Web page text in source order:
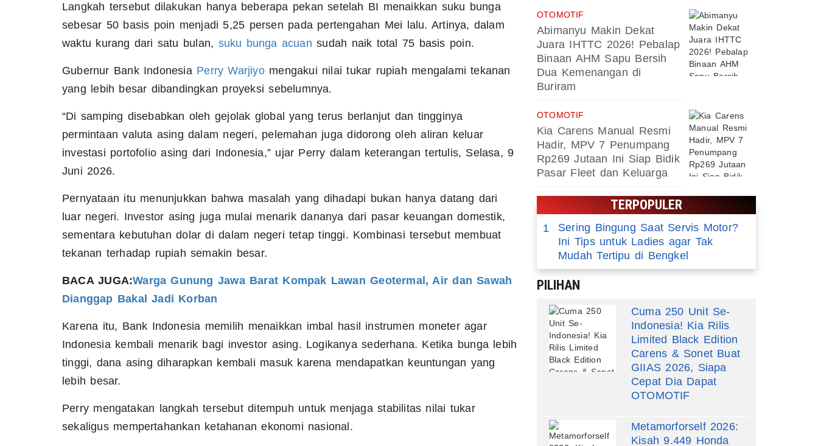
Langkah tersebut dilakukan hanya beberapa pekan setelah BI menaikkan suku bunga
sebesar 50 basis poin menjadi 5,25 persen pada pertengahan Mei lalu. Artinya, dalam
waktu kurang dari satu bulan, suku bunga acuan sudah naik total 75 basis poin.
Gubernur Bank Indonesia Perry Warjiyomengakui nilai tukar rupiah mengalami tekanan
yang lebih besar dibandingkan proyeksi sebelumnya.
“Di samping disebabkan oleh gejolak global yang terus berlanjut dan tingginya
permintaan valuta asing dalam negeri, pelemahan juga didorong oleh aliran keluar
investasi portofolio asing dari Indonesia,” ujar Perry dalam keterangan tertulis, Selasa, 9
Juni 2026.
Pernyataan itu menunjukkan bahwa masalah yang dihadapi bukan hanya datang dari
luar negeri. Investor asing juga mulai menarik dananya dari pasar keuangan domestik,
sementara kebutuhan dolar di dalam negeri tetap tinggi. Kombinasi tersebut membuat
tekanan terhadap rupiah semakin besar.
BACA JUGA:Warga Gunung Jawa Barat Kompak Lawan Geotermal, Air dan Sawah
Dianggap Bakal Jadi Korban
Karena itu, Bank Indonesia memilih menaikkan imbal hasil instrumen moneter agar
Indonesia kembali menarik bagi investor asing. Logikanya sederhana. Ketika bunga lebih
tinggi, dana asing diharapkan kembali masuk karena mendapatkan keuntungan yang
lebih besar.
Perry mengatakan langkah tersebut ditempuh untuk menjaga stabilitas nilai tukar
sekaligus mempertahankan ketahanan ekonomi nasional.
OTOMOTIF
Abimanyu Makin Dekat
Juara IHTTC 2026! Pebalap
Binaan AHM Sapu Bersih
Dua Kemenangan di
Buriram
OTOMOTIF
Kia Carens Manual Resmi
Hadir, MPV 7 Penumpang
Rp269 Jutaan Ini Siap Bidik
Pasar Fleet dan Keluarga
TERPOPULER
1
Sering Bingung Saat Servis Motor?
Ini Tips untuk Ladies agar Tak
Mudah Tertipu di Bengkel
PILIHAN
Cuma 250 Unit Se-
Indonesia! Kia Rilis
Limited Black Edition
Carens & Sonet Buat
GIIAS 2026, Siapa
Cepat Dia Dapat
OTOMOTIF
Metamorforself 2026:
Kisah 9.449 Honda